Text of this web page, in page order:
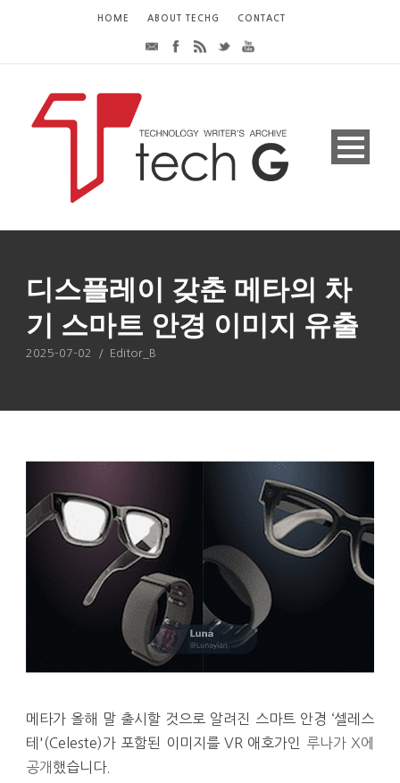
HOME ABOUT TECHG CONTACT
디스플레이 갖춘 메타의 차
기 스마트 안경 이미지 유출
2025-07-02 / Editor_B
메타가 올해 말 출시할 것으로 알려진 스마트 안경 ‘셀레스
테'(Celeste)가 포함된 이미지를 VR 애호가인 루나가 X에
공개 했습니다.